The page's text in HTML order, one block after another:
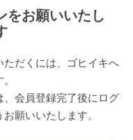
をお願いいたし
だくには、ゴヒイキへ
会員登録完了後にログ
願いいたします。